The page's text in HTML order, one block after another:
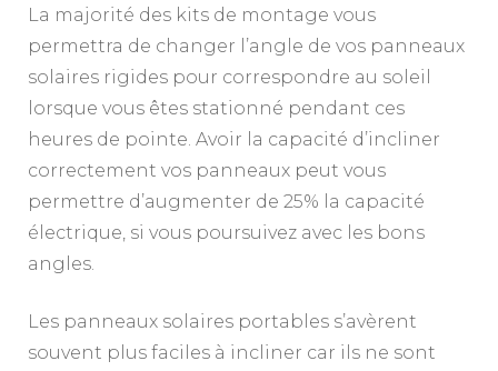
La majorité des kits de montage vous
permettra de changer l’angle de vos panneaux
solaires rigides pour correspondre au soleil
lorsque vous êtes stationné pendant ces
heures de pointe. Avoir la capacité d’incliner
correctement vos panneaux peut vous
permettre d’augmenter de 25% la capacité
électrique, si vous poursuivez avec les bons
angles.
Les panneaux solaires portables s’avèrent
souvent plus faciles à incliner car ils ne sont